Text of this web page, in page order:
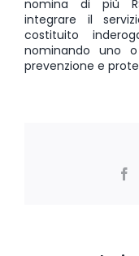
nomina di più
integrare il
costituito
nominando uno
prevenzione e